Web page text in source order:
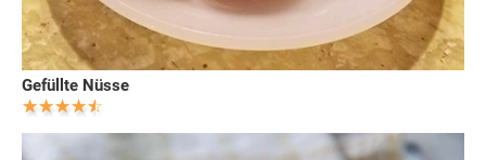
Gefüllte Nüsse